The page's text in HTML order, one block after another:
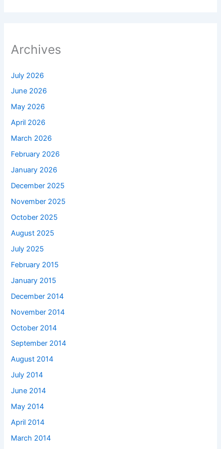
Archives
July 2026
June 2026
May 2026
April 2026
March 2026
February 2026
January 2026
December 2025
November 2025
October 2025
August 2025
July 2025
February 2015
January 2015
December 2014
November 2014
October 2014
September 2014
August 2014
July 2014
June 2014
May 2014
April 2014
March 2014